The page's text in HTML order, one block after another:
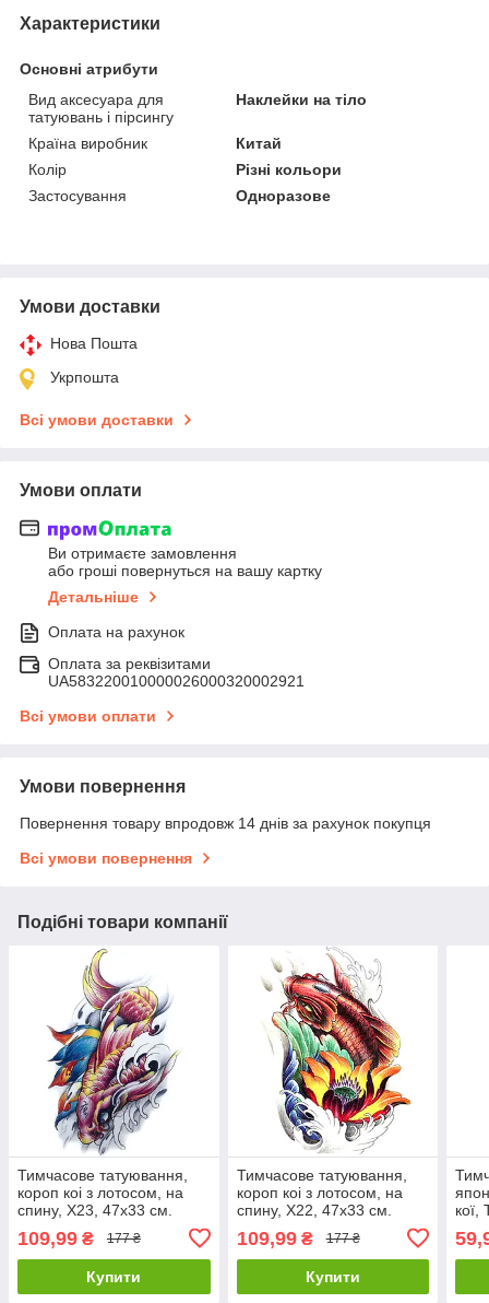
Характеристики
Основні атрибути
Вид аксесуара для
татуювань і пірсингу
Наклейки на тіло
Країна виробник
Китай
Колір
Різні кольори
Застосування
Одноразове
Умови доставки
Нова Пошта
Укрпошта
Всі умови доставки
Умови оплати
Ви отримаєте замовлення
або гроші повернуться на вашу картку
Детальніше
Оплата на рахунок
Оплата за реквізитами
UA583220010000026000320002921
Всі умови оплати
Умови повернення
Повернення товару впродовж 14 днів за рахунок покупця
Всі умови повернення
Подібні товари компанії
Тимчасове татуювання,
короп коі з лотосом, на
спину, X23, 47х33 см.
Наклейка тату на спину.
109,99 ₴ 177 ₴
Купити
Тимчасове татуювання,
короп коі з лотосом, на
спину, X22, 47х33 см.
109,99₴ 177 ₴
Купити
кої,